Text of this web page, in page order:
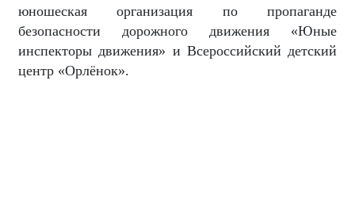
юношеская организация по пропаганде
безопасности дорожного движения «Юные
инспекторы движения» и Всероссийский детский
центр «Орлёнок».